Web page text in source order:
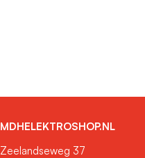
MDHELEKTROSHOP.NL
Zeelandseweg 37